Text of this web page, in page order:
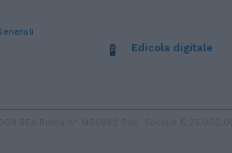
Edicola digitale